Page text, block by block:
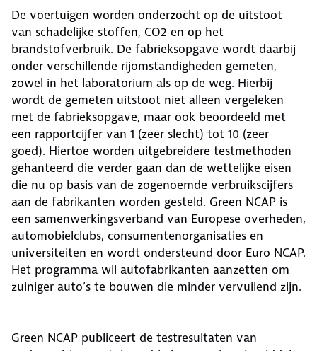
De voertuigen worden onderzocht op de uitstoot
van schadelijke stoffen, CO2 en op het
brandstofverbruik. De fabrieksopgave wordt daarbij
onder verschillende rijomstandigheden gemeten,
zowel in het laboratorium als op de weg. Hierbij
wordt de gemeten uitstoot niet alleen vergeleken
met de fabrieksopgave, maar ook beoordeeld met
een rapportcijfer van 1 (zeer slecht) tot 10 (zeer
goed). Hiertoe worden uitgebreidere testmethoden
gehanteerd die verder gaan dan de wettelijke eisen
die nu op basis van de zogenoemde verbruikscijfers
aan de fabrikanten worden gesteld. Green NCAP is
een samenwerkingsverband van Europese overheden,
automobielclubs, consumentenorganisaties en
universiteiten en wordt ondersteund door Euro NCAP.
Het programma wil autofabrikanten aanzetten om
zuiniger auto’s te bouwen die minder vervuilend zijn.
Green NCAP publiceert de testresultaten van